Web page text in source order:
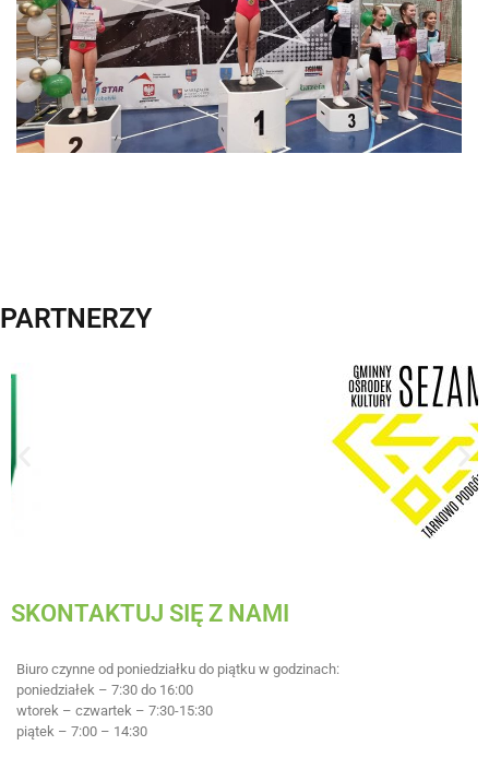
PARTNERZY
SKONTAKTUJ SIĘ Z NAMI
Biuro czynne od poniedziałku do piątku w godzinach:
poniedziałek – 7:30 do 16:00
wtorek – czwartek – 7:30-15:30
piątek – 7:00 – 14:30